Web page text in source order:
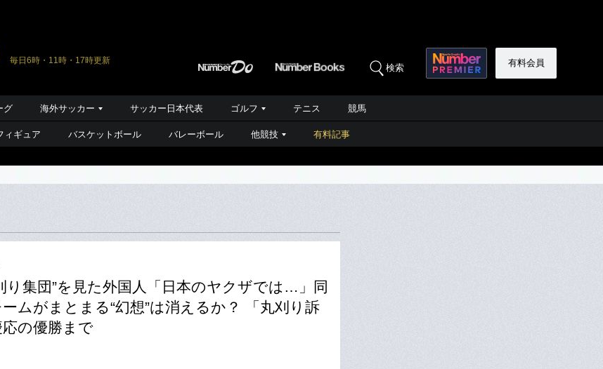
毎日6時・11時・17時更新
検索 有料会員
グ 海外サッカー サッカー日本代表 ゴルフ テニス 競馬
ィギュア バスケットボール バレーボール 他競技 有料記事
り集団”を見た外国人「日本のヤクザでは…」同
ムがまとまる“幻想”は消えるか？ 「丸刈り訴
の優勝まで